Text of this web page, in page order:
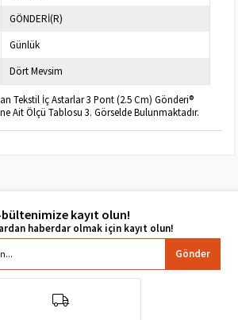
GÖNDERİ(R)
Günlük
Dört Mevsim
Tekstil İç Astarlar 3 Pont (2.5 Cm) Gönderi®
Ait Ölçü Tablosu 3. Görselde Bulunmaktadır.
bültenimize kayıt olun!
Gönder